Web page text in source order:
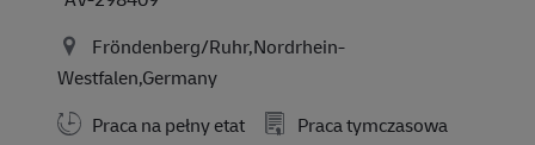
Fröndenberg/Ruhr,Nordrhein-
Westfalen,Germany
Praca na pełny etat
Praca tymczasowa